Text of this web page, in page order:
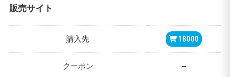
販売サイト
購入先 18000
クーポン –